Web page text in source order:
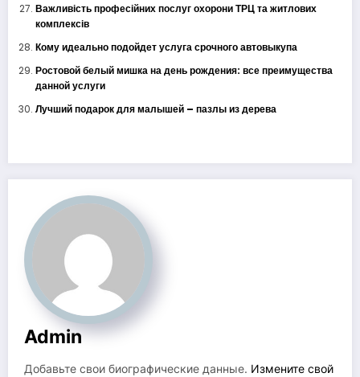
Важливість професійних послуг охорони ТРЦ та житлових
комплексів
Кому идеально подойдет услуга срочного автовыкупа
Ростовой белый мишка на день рождения: все преимущества
данной услуги
Лучший подарок для малышей – пазлы из дерева
Admin
Добавьте свои биографические данные. Измените свой